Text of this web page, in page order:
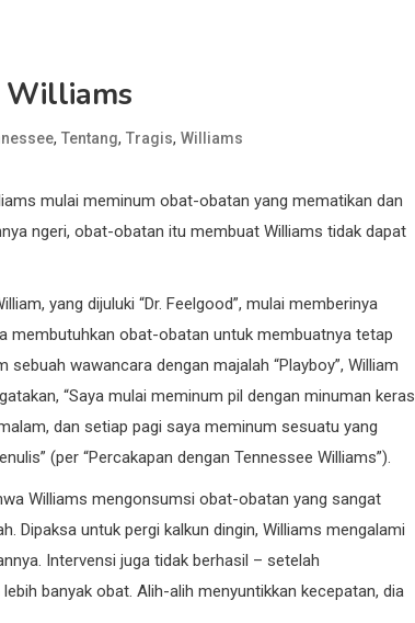
Williams
, Tentang, Tragis, Williams
mulai meminum obat-obatan yang mematikan dan
ngeri, obat-obatan itu membuat Williams tidak dapat
yang dijuluki “Dr. Feelgood”, mulai memberinya
membutuhkan obat-obatan untuk membuatnya tetap
wawancara dengan majalah “Playboy”, William
“Saya mulai meminum pil dengan minuman keras
dan setiap pagi saya meminum sesuatu yang
(per “Percakapan dengan Tennessee Williams”).
Williams mengonsumsi obat-obatan yang sangat
Dipaksa untuk pergi kalkun dingin, Williams mengalami
Intervensi juga tidak berhasil – setelah
banyak obat. Alih-alih menyuntikkan kecepatan, dia